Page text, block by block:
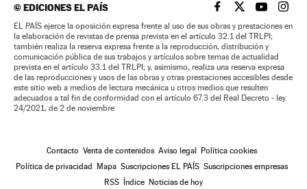
©EDICIONES EL PAÍS EL PAÍS BRASIL EN
EL PAÍSEL PAÍS
EL
EL PAÍS ejerce la oposición expresa frente al uso de sus obras y prestaciones en
la elaboración de revistas de prensa prevista en el artículo 32.1 del TRLPI;
también realiza la reserva expresa frente a la reproducción, distribución y
comunicación pública de sus trabajos y artículos sobre temas de actualidad
prevista en el artículo 33.1 del TRLPI; y, asimismo, realiza una reserva expresa
de las reproducciones y usos de las obras y otras prestaciones accesibles desde
este sitio web a medios de lectura mecánica u otros medios que resulten
adecuados a tal fin de conformidad con el artículo 67.3 del Real Decreto - ley
24/2021, de 2 de noviembre
Contacto Venta de contenidos Aviso legal Política cookies
Política de privacidad Mapa Suscripciones EL PAÍS Suscripciones empresas
RSS Índice Noticias de hoy